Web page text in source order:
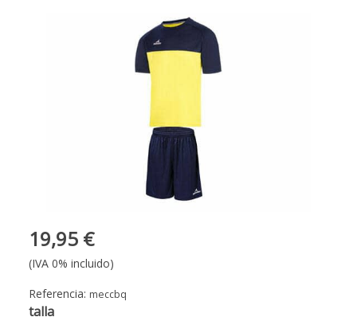
19,95 €
(IVA 0% incluido)
Referencia: meccbq
talla